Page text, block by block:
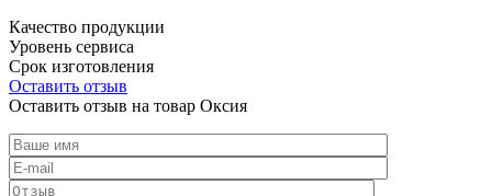
Качество продукции
Уровень сервиса
Срок изготовления
Оставить отзыв
Оставить отзыв на товар Оксия